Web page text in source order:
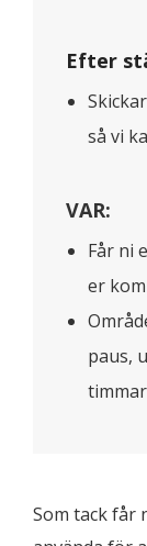
Efter
så vi
VAR:
Får ni
er
paus,
Som tack får